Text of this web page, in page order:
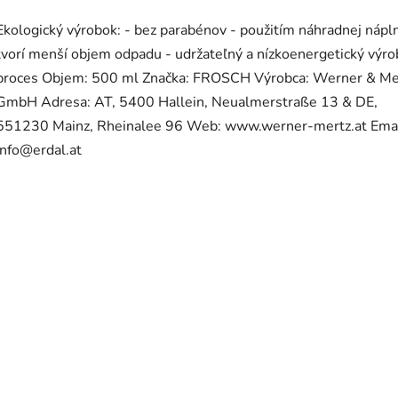
výrobok: - bez parabénov - použitím náhradnej
menší objem odpadu - udržateľný a nízkoenergetický
Objem: 500 ml Značka: FROSCH Výrobca: Werner &
Adresa: AT, 5400 Hallein, Neualmerstraße 13 & DE,
Mainz, Rheinalee 96 Web: www.werner-mertz.at